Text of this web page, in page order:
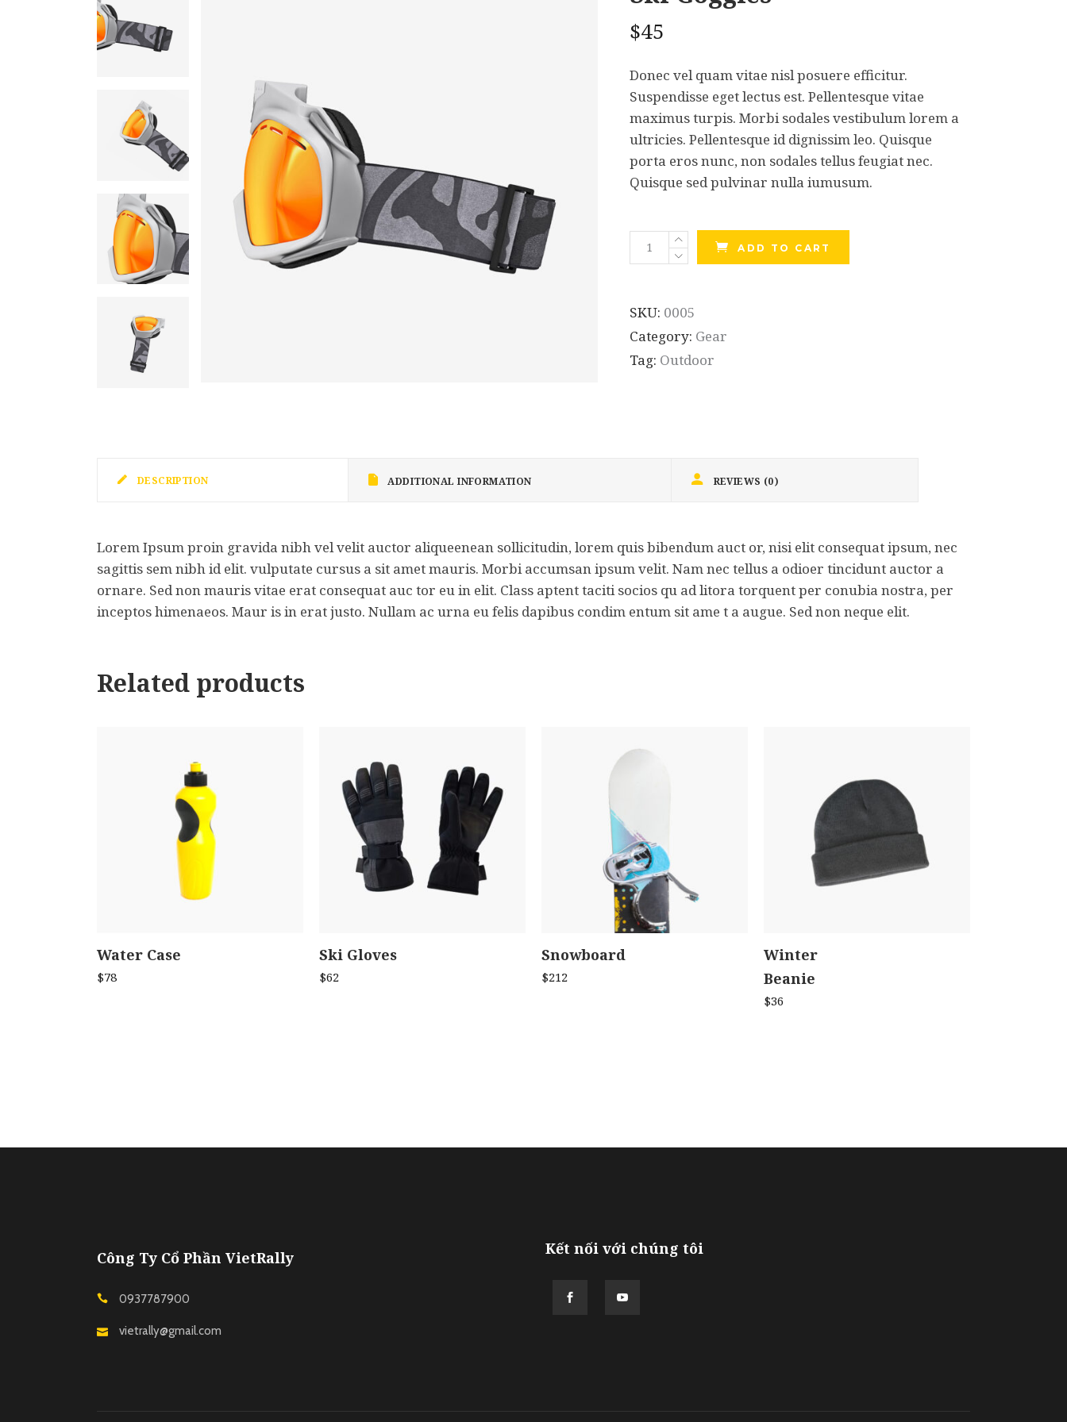
$45
Donec vel quam vitae nisl posuere efficitur.
Suspendisse eget lectus est. Pellentesque vitae
maximus turpis. Morbi sodales vestibulum lorem a
ultricies. Pellentesque id dignissim leo. Quisque
porta eros nunc, non sodales tellus feugiat nec.
Quisque sed pulvinar nulla iumusum.
Ski
Goggles
ADD TO CART
SKU: 0005
Category: Gear
Tag: Outdoor
DESCRIPTION ADDITIONAL INFORMATION REVIEWS (0)
Lorem Ipsum proin gravida nibh vel velit auctor aliqueenean sollicitudin, lorem quis bibendum auct or, nisi elit consequat ipsum, nec
sagittis sem nibh id elit. vulputate cursus a sit amet mauris. Morbi accumsan ipsum velit. Nam nec tellus a odioer tincidunt auctor a
ornare. Sed non mauris vitae erat consequat auc tor eu in elit. Class aptent taciti socios qu ad litora torquent per conubia nostra, per
inceptos himenaeos. Maur is in erat justo. Nullam ac urna eu felis dapibus condim entum sit ame t a augue. Sed non neque elit.
Related products
ADD TO CART
Water Case
$78
ADD TO CART
Ski Gloves
$62
ADD TO CART
Snowboard
$212
Winter
Beanie
$36
Công Ty Cổ Phần VietRally
0937787900
vietrally@gmail.com
Kết nối với chúng tôi